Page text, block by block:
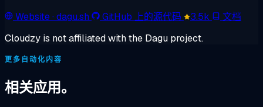
Website· dagu.sh GitHub 上的源代码 3.5k
文档
Cloudzy is not affiliated with the Dagu project.
更多自动化内容
相关应用。